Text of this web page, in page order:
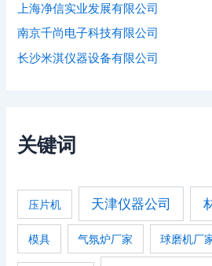
上海净信实业发展有限公司
南京千尚电子科技有限公司
长沙米淇仪器设备有限公司
关键词
压片机 天津仪器公司
模具 气氛炉厂家 球磨机厂